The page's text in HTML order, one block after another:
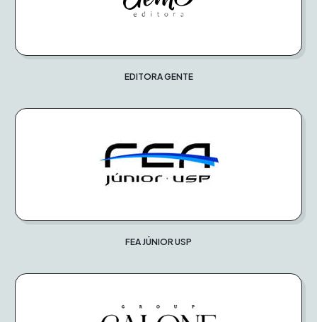
EDITORA GENTE
FEA JÚNIOR USP